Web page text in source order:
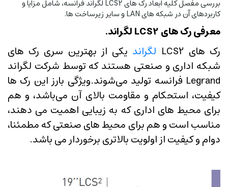
بررسی مفصل کلیه ابعاد رک های LCS2 لگراند فرانسه، شامل مزایا و
کاربردهای آن در شبکه های LAN و سایر زیرساخت ها.
معرفی رک های LCS2 لگراند.
رک های LCS2
لگراند یکی از بهترین سری رک های
شبکه اداری و صنعتی هستند که توسط شرکت لگراند
Legrand فرانسه تولید می‌شوند.ویژگی بارز این رک ها
کیفیت، استحکام و مقاومت بالای آن می‌باشد، و هم
برای محیط های اداری که به زیبایی اهمیت می دهند،
مناسب است و هم برای محیط های صنعتی که مطمئنا،
دوام و کیفیت از اولویت بالاتری برخوردار می باشد.